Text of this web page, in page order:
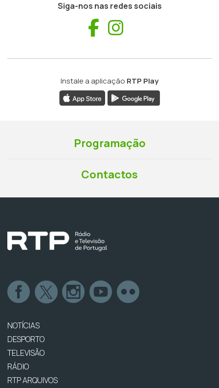
Siga-nos nas redes sociais
Facebook
Instale a aplicação RTP Play
Programação
Contactos
NOTÍCIAS
DESPORTO
TELEVISÃO
RÁDIO
RTP ARQUIVOS